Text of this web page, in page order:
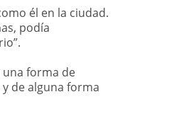
él en la ciudad.
podía
forma de
de alguna forma